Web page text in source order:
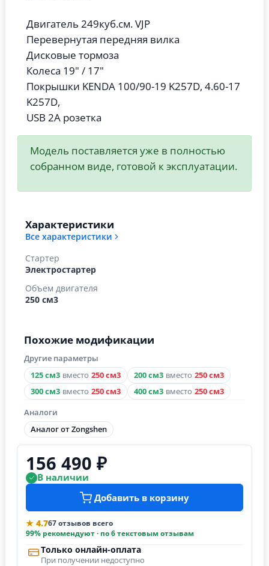
Похожие модификации
Другие параметры
125 см3 вместо 250 см3 200 см3 вместо 250 см3
300 см3 вместо 250 см3 400 см3 вместо 250 см3
Аналоги
Аналог от Zongshen
Двигатель 249куб.см. VJP
Перевернутая передняя вилка
Дисковые тормоза
Колеса 19" / 17"
Покрышки KENDA 100/90-19 K257D, 4.60-17
K257D,
USB 2A розетка
Модель поставляется уже в полностью
собранном виде, готовой к эксплуатации.
Характеристики
Все характеристики
Стартер
Электростартер
Объем двигателя
250 см3
156 490 ₽
В наличии
Добавить в корзину
★ 4.767 отзывов всего
99% рекомендуют · по 6 текстовым отзывам
Только онлайн-оплата
При получении недоступно